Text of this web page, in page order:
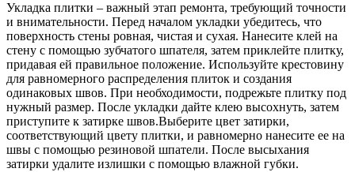
Укладка плитки – важный этап ремонта, требующий точности
и внимательности. Перед началом укладки убедитесь, что
поверхность стены ровная, чистая и сухая. Нанесите клей на
стену с помощью зубчатого шпателя, затем приклейте плитку,
придавая ей правильное положение. Используйте крестовину
для равномерного распределения плиток и создания
одинаковых швов. При необходимости, подрежьте плитку под
нужный размер. После укладки дайте клею высохнуть, затем
приступите к затирке швов.Выберите цвет затирки,
соответствующий цвету плитки, и равномерно нанесите ее на
швы с помощью резиновой шпатели. После высыхания
затирки удалите излишки с помощью влажной губки.